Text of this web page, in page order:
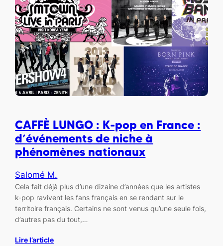
CAFFÈ LUNGO : K-pop en France :
d’événements de niche à
phénomènes nationaux
Salomé M.
Cela fait déjà plus d’une dizaine d’années que les artistes
k-pop ravivent les fans français en se rendant sur le
territoire français. Certains ne sont venus qu’une seule fois,
d’autres pas du tout,…
Lire l’article